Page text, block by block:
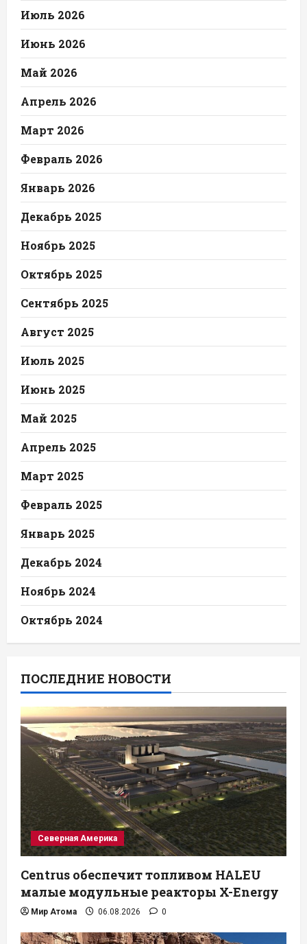
Июль 2026
Июнь 2026
Май 2026
Апрель 2026
Март 2026
Февраль 2026
Январь 2026
Декабрь 2025
Ноябрь 2025
Октябрь 2025
Сентябрь 2025
Август 2025
Июль 2025
Июнь 2025
Май 2025
Апрель 2025
Март 2025
Февраль 2025
Январь 2025
Декабрь 2024
Ноябрь 2024
Октябрь 2024
ПОСЛЕДНИЕ НОВОСТИ
Северная Америка
Centrus обеспечит топливом HALEU
малые модульные реакторы X-Energy
Мир Атома 06.08.2026 0